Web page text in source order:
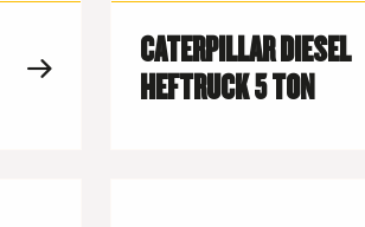
CATERPILLAR DIESEL
HEFTRUCK 5 TON